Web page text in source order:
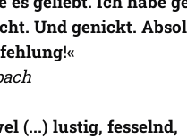
Und genickt.
(...) lustig, fesselnd,